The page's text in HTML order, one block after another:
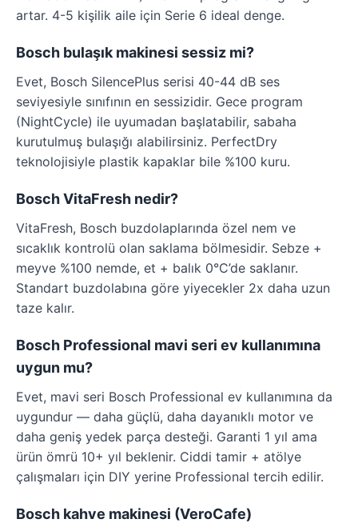
artar. 4-5 kişilik aile için Serie 6 ideal denge.
Bosch bulaşık makinesi sessiz mi?
Evet, Bosch SilencePlus serisi 40-44 dB ses
seviyesiyle sınıfının en sessizidir. Gece program
(NightCycle) ile uyumadan başlatabilir, sabaha
kurutulmuş bulaşığı alabilirsiniz. PerfectDry
teknolojisiyle plastik kapaklar bile %100 kuru.
Bosch VitaFresh nedir?
VitaFresh, Bosch buzdolaplarında özel nem ve
sıcaklık kontrolü olan saklama bölmesidir. Sebze +
meyve %100 nemde, et + balık 0°C’de saklanır.
Standart buzdolabına göre yiyecekler 2x daha uzun
taze kalır.
Bosch Professional mavi seri ev kullanımına
uygun mu?
Evet, mavi seri Bosch Professional ev kullanımına da
uygundur — daha güçlü, daha dayanıklı motor ve
daha geniş yedek parça desteği. Garanti 1 yıl ama
ürün ömrü 10+ yıl beklenir. Ciddi tamir + atölye
çalışmaları için DIY yerine Professional tercih edilir.
Bosch kahve makinesi (VeroCafe)